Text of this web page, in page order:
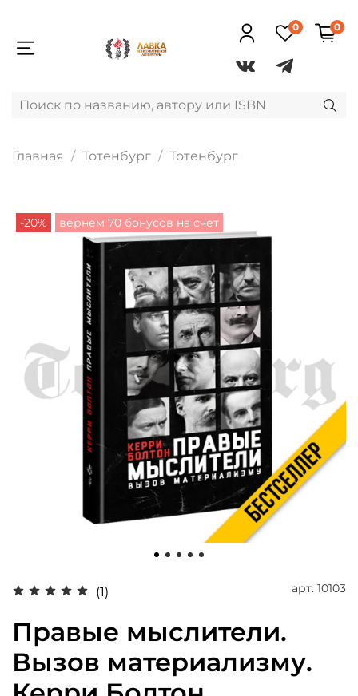
0 0
Главная Тотенбург Тотенбург
-20% вернем 70 бонусов на счет
(1) арт. 10103
Правые мыслители.
Вызов материализму.